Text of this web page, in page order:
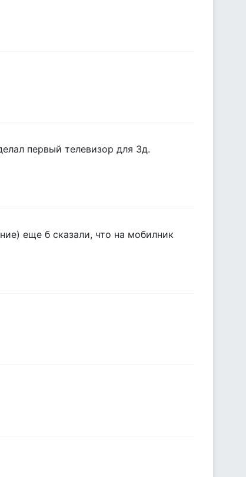
первый телевизор для 3д.
еще б сказали, что на мобилник